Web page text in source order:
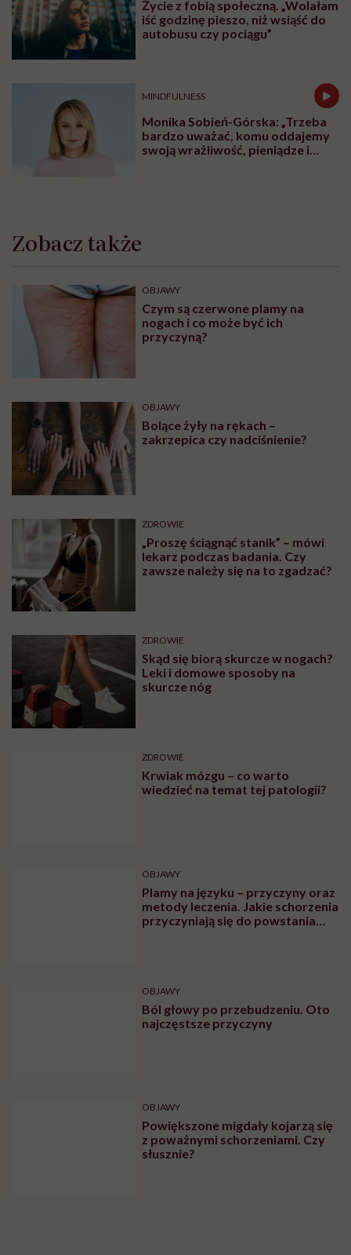
Życie z fobią społeczną. „Wolałam
iść godzinę pieszo, niż wsiąść do
autobusu czy pociągu”
MINDFULNESS
Monika Sobień-Górska: „Trzeba
bardzo uważać, komu oddajemy
swoją wrażliwość, pieniądze i
Zobacz także
OBJAWY
Czym są czerwone plamy na
nogach i co może być ich
przyczyną?
OBJAWY
Bolące żyły na rękach –
zakrzepica czy nadciśnienie?
ZDROWIE
„Proszę ściągnąć stanik” – mówi
lekarz podczas badania. Czy
zawsze należy się na to zgadzać?
ZDROWIE
Skąd się biorą skurcze w nogach?
Leki i domowe sposoby na
skurcze nóg
ZDROWIE
Krwiak mózgu – co warto
wiedzieć na temat tej patologii?
OBJAWY
Plamy na języku – przyczyny oraz
metody leczenia. Jakie schorzenia
przyczyniają się do powstania
OBJAWY
Ból głowy po przebudzeniu. Oto
najczęstsze przyczyny
OBJAWY
Powiększone migdały kojarzą się
z poważnymi schorzeniami. Czy
słusznie?